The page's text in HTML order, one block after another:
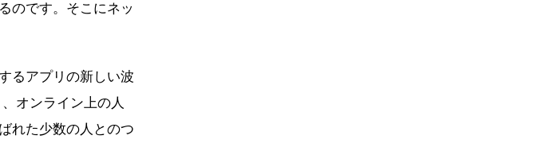
のです。そこにネッ
るアプリの新しい波
オンライン上の人
れた少数の人とのつ